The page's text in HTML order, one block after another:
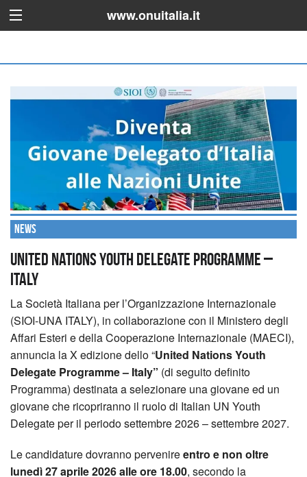
www.onuitalia.it
News
United Nations Youth Delegate Programme –
Italy
La Società Italiana per l’Organizzazione Internazionale
(SIOI-UNA ITALY), in collaborazione con il Ministero degli
Affari Esteri e della Cooperazione Internazionale (MAECI),
annuncia la X edizione dello “United Nations Youth
Delegate Programme – Italy” (di seguito definito
Programma) destinata a selezionare una giovane ed un
giovane che ricopriranno il ruolo di Italian UN Youth
Delegate per il periodo settembre 2026 – settembre 2027.
Le candidature dovranno pervenireentro e non oltre
lunedì 27 aprile 2026 alle ore 18.00, secondo la